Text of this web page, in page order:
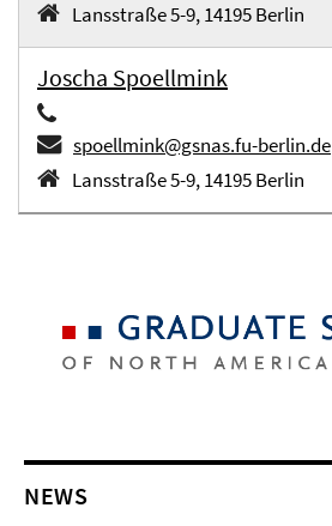
Lansstraße 5-9, 14195 Berlin
Joscha Spoellmink
spoellmink@gsnas.fu-berlin.de
Lansstraße 5-9, 14195 Berlin
NEWS